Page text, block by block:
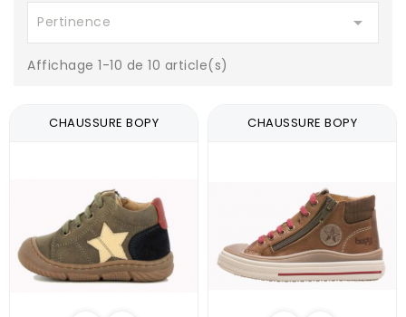
Pertinence 
Affichage 1-10 de 10 article(s)
CHAUSSURE BOPY CHAUSSURE BOPY